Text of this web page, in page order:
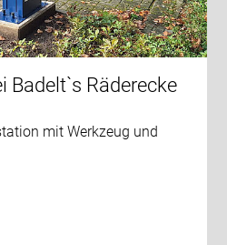
Badelt`s Räderecke
mit Werkzeug und